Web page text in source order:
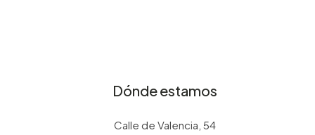
Dónde estamos
Calle de Valencia, 54